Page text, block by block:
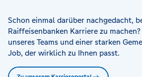
Schon einmal darüber nachgedacht,
Raiffeisenbanken Karriere zu
unseres Teams und einer starken
Job, der wirklich zu Ihnen passt.